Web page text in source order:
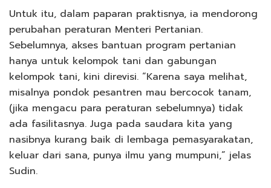
Untuk itu, dalam paparan praktisnya, ia mendorong
perubahan peraturan Menteri Pertanian.
Sebelumnya, akses bantuan program pertanian
hanya untuk kelompok tani dan gabungan
kelompok tani, kini direvisi. “Karena saya melihat,
misalnya pondok pesantren mau bercocok tanam,
(jika mengacu para peraturan sebelumnya) tidak
ada fasilitasnya. Juga pada saudara kita yang
nasibnya kurang baik di lembaga pemasyarakatan,
keluar dari sana, punya ilmu yang mumpuni,” jelas
Sudin.